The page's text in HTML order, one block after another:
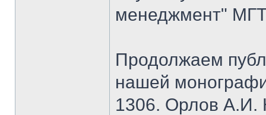
менеджмент"
Продолжаем
нашей
1306. Орлов А.И.